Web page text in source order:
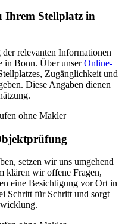
Ihrem Stellplatz in
relevanten Informationen
in Bonn. Über unserOnline-
Zugänglichkeit und
Diese Angaben dienen
setzen wir uns umgehend
klären wir offene Fragen,
eine Besichtigung vor Ort in
Schritt für Schritt und sorgt